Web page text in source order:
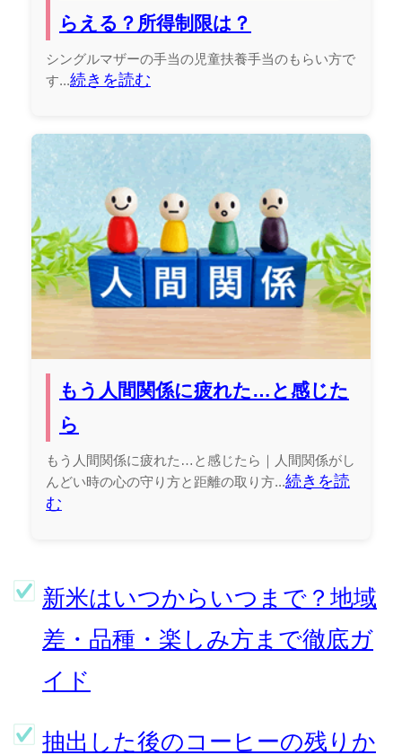
らえる？所得制限は？
シングルマザーの手当の児童扶養手当のもらい方で
す...続きを読む
もう人間関係に疲れた…と感じた
ら
もう人間関係に疲れた…と感じたら｜人間関係がし
んどい時の心の守り方と距離の取り方...続きを読
む
新米はいつからいつまで？地域
差・品種・楽しみ方まで徹底ガ
イド
抽出した後のコーヒーの残りか